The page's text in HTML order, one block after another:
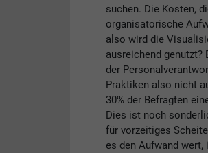
suchen. Die Kosten,
organisatorische
also wird die
ausreichend genutzt?
der
Praktiken also nicht
30% der Befragten
Dies ist noch
für vorzeitiges
es den Aufwand